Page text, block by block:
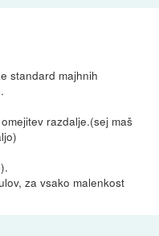
standard majhnih
razdalje.(sej maš
za vsako malenkost